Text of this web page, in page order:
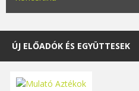
ÚJ ELŐADÓK ÉS EGYÜTTESEK